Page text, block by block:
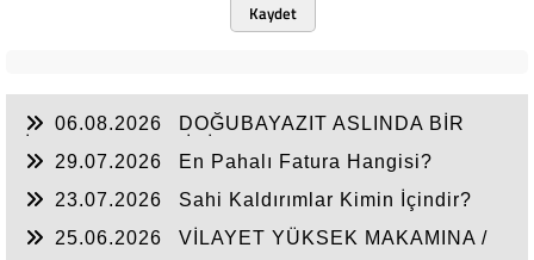
Kaydet
06.08.2026
DOĞUBAYAZIT ASLINDA BİR
29.07.2026
En Pahalı Fatura Hangisi?
23.07.2026
Sahi Kaldırımlar Kimin İçindir?
25.06.2026
VİLAYET YÜKSEK MAKAMINA /